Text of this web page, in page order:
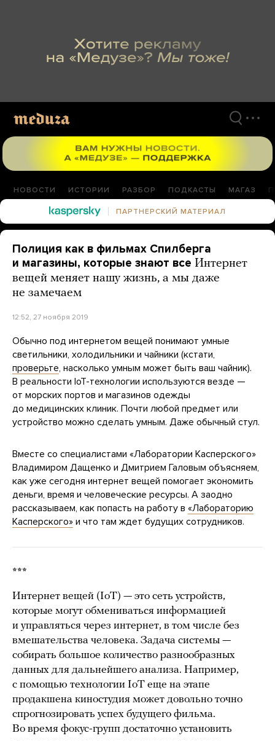
НОВОСТИ ИСТОРИИ РАЗБОР ПОДКАСТЫ МАГАЗ
ПАРТНЕРСКИЙ МАТЕРИАЛ
Полиция как в фильмах Спилберга
и магазины, которые знают все Интернет
вещей меняет нашу жизнь, а мы даже
не замечаем
12:52, 27 ноября 2019
Обычно под интернетом вещей понимают умные
светильники, холодильники и чайники (кстати,
проверьте, насколько умным может быть ваш чайник).
В реальности IoT-технологии используются везде —
от морских портов и магазинов одежды
до медицинских клиник. Почти любой предмет или
устройство можно сделать умным. Даже обычный стул.
Вместе со специалистами «Лаборатории Касперского»
Владимиром Дащенко и Дмитрием Галовым объясняем,
как уже сегодня интернет вещей помогает экономить
деньги, время и человеческие ресурсы. А заодно
рассказываем, как попасть на работу в «Лабораторию
Касперского» и что там ждет будущих сотрудников.
***
Интернет вещей (IoT) — это сеть устройств,
которые могут обмениваться информацией
и управляться через интернет, в том числе без
вмешательства человека. Задача системы —
собирать большое количество разнообразных
данных для дальнейшего анализа. Например,
с помощью технологии IoT еще на этапе
продакшена киностудия может довольно точно
спрогнозировать успех будущего фильма.
Во время фокус-групп достаточно установить